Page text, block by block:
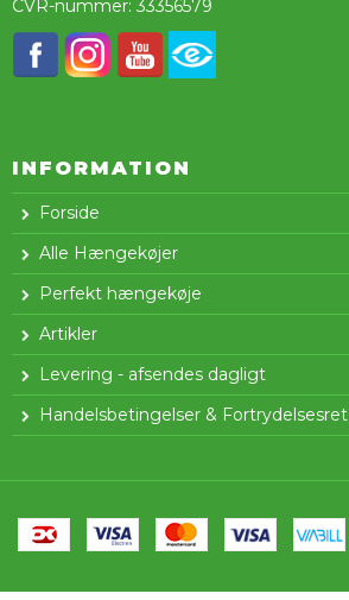
CVR-nummer: 33356579
INFORMATION
Forside
Alle Hængekøjer
Perfekt hængekøje
Artikler
Levering - afsendes dagligt
Handelsbetingelser & Fortrydelsesret